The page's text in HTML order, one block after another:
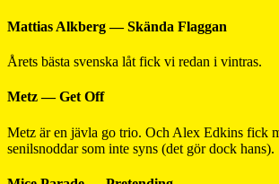
Mattias Alkberg — Skända Flaggan
Årets bästa svenska låt fick vi redan i vintras.
Metz — Get Off
Metz är en jävla go trio. Och Alex Edkins fick
senilsnoddar som inte syns (det gör dock hans).